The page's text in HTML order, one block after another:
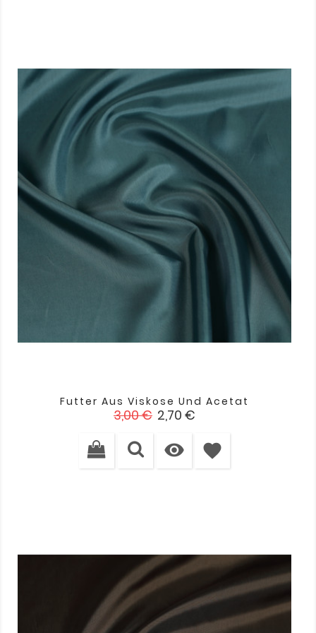
Futter Aus Viskose Und Acetat
Verkaufspreis
3,00 € Preis
2,70 €
 favorite